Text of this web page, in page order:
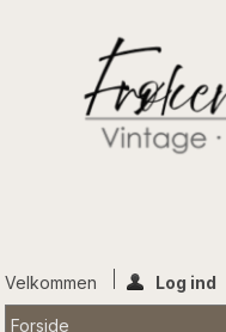
Velkommen Log ind